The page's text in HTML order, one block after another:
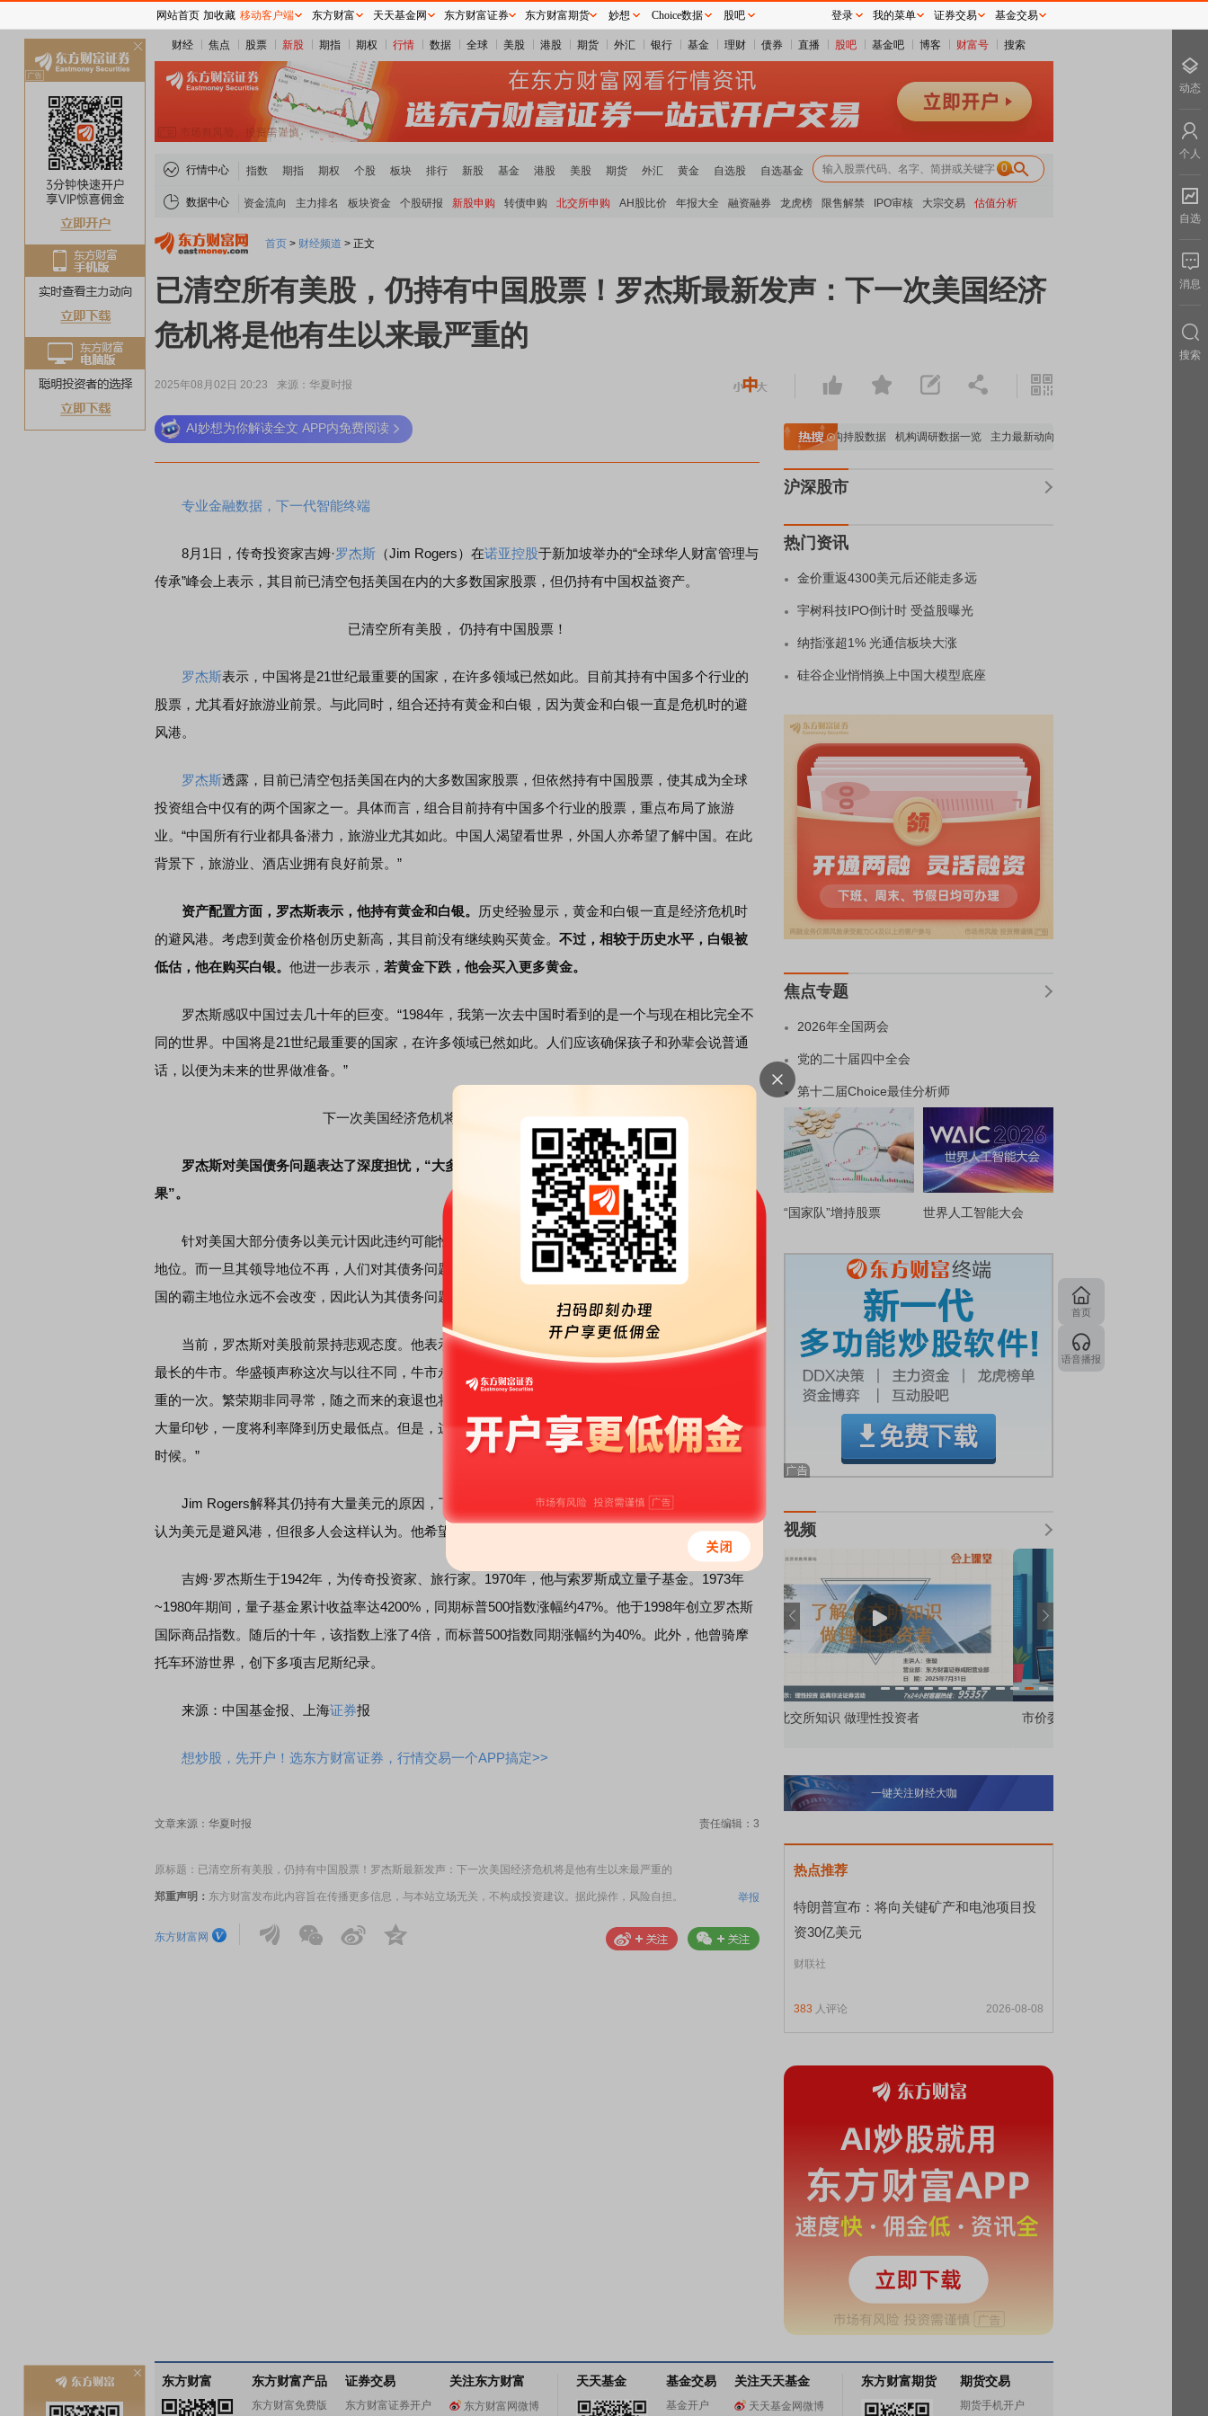
财经 焦点 股票 新股 期指 期权 行情 数据 全球 美股 港股 期货 外汇 银行 基金 理财 债券 直播 股吧 基金吧 博客 财富号 搜索
行情中心 指数 期指 期权 个股 板块 排行 新股 基金 港股 美股 期货 外汇 黄金 自选股 自选基金 0
数据中心 资金流向 主力排名 板块资金 个股研报 新股申购 转债申购 北交所申购 AH股比价 年报大全 融资融券 龙虎榜 限售解禁 IPO审核 大宗交易 估值分析
首页 > 财经频道 > 正文
已清空所有美股，仍持有中国股票！罗杰斯最新发声：下一次美国经济
危机将是他有生以来最严重的
2025年08月02日 20:23 来源：华夏时报
AI妙想为你解读全文 APP内免费阅读
专业金融数据，下一代智能终端
8月1日，传奇投资家吉姆·罗杰斯 （Jim Rogers）在诺亚控股于新加坡举办的“全球华人财富管理与
传承”峰会上表示，其目前已清空包括美国在内的大多数国家股票，但仍持有中国权益资产。
已清空所有美股， 仍持有中国股票！
罗杰斯表示，中国将是21世纪最重要的国家，在许多领域已然如此。目前其持有中国多个行业的
股票，尤其看好旅游业前景。与此同时，组合还持有黄金和白银，因为黄金和白银一直是危机时的避
风港。
罗杰斯透露，目前已清空包括美国在内的大多数国家股票，但依然持有中国股票，使其成为全球
投资组合中仅有的两个国家之一。具体而言，组合目前持有中国多个行业的股票，重点布局了旅游
业。“中国所有行业都具备潜力，旅游业尤其如此。中国人渴望看世界，外国人亦希望了解中国。在此
背景下，旅游业、酒店业拥有良好前景。”
资产配置方面，罗杰斯表示，他持有黄金和白银。
历史经验显示，黄金和白银一直是经济危机时
的避风港。考虑到黄金价格创历史新高，其目前没有继续购买黄金。 不过，相较于历史水平，白银被
低估，他在购买白银。 他进一步表示， 若黄金下跌，他会买入更多黄金。
罗杰斯感叹中国过去几十年的巨变。“1984年，我第一次去中国时看到的是一个与现在相比完全不
同的世界。中国将是21世纪最重要的国家，在许多领域已然如此。人们应该确保孩子和孙辈会说普通
话，以便为未来的世界做准备。”
下一次美国经济危机将是他有生以来最严重的
罗杰斯对美国债务问题表达了深度担忧，“大多数人对美国债务问题视而不见，这将导致严重后
果”。
针对美国大部分债务以美元计因此违约可能性有限的观点，罗杰斯表示，美国未必一直居于领导
地位。而一旦其领导地位不再，人们对其债务问题的担忧将凸显。Jim Rogers表示，人们曾经认为英
国的霸主地位永远不会改变，因此认为其债务问题不足为惧。事实证明他们错了。
当前，罗杰斯对美股前景持悲观态度。他表示：“自2009年以来，美股持续强势，美国经历了史上
最长的牛市。华盛顿声称这次与以往不同，牛市永远持续。下一次美国经济危机将是我有生之年最严
重的一次。繁荣期非同寻常，随之而来的衰退也将非同寻常。”他进一步指出，过去很长时间，美联储
大量印钞，一度将利率降到历史最低点。但是，这难以持续。“当每个人都兴奋时，通常是应该担心的
时候。”
Jim Rogers解释其仍持有大量美元的原因，下次出现经济危机时，人们会寻找避风港。尽管他不
认为美元是避风港，但很多人会这样认为。他希望能在那时将美元卖出。
吉姆·罗杰斯生于1942年，为传奇投资家、旅行家。1970年，他与索罗斯成立量子基金。1973年
~1980年期间，量子基金累计收益率达4200%，同期标普500指数涨幅约47%。他于1998年创立罗杰斯
国际商品指数。随后的十年，该指数上涨了4倍，而标普500指数同期涨幅约为40%。此外，他曾骑摩
托车环游世界，创下多项吉尼斯纪录。
来源：中国基金报、上海证券报
想炒股，先开户！选东方财富证券，行情交易一个APP搞定>>
文章来源：华夏时报 责任编辑：3
原标题：已清空所有美股，仍持有中国股票！罗杰斯最新发声：下一次美国经济危机将是他有生以来最严重的
郑重声明： 东方财富发布此内容旨在传播更多信息，与本站立场无关，不构成投资建议。据此操作，风险自担。 举报
东方财富网
稀土板块领涨 重要机构持股数据 机构调研数据一览 主力最新动向 上市公司限售股解禁一览
沪深股市
热门资讯
金价重返4300美元后还能走多远
宇树科技IPO倒计时 受益股曝光
纳指涨超1% 光通信板块大涨
硅谷企业悄悄换上中国大模型底座
焦点专题
2026年全国两会
党的二十届四中全会
第十二届Choice最佳分析师
“国家队”增持股票 世界人工智能大会
视频
连线｜东方财富证券陈果：A股再平衡的
债券知识通识：从基础认知到特色品种 市价委托那么多种，究竟怎么用？
一键关注财经大咖
热点推荐
特朗普宣布：将向关键矿产和电池项目投
资30亿美元
财联社
383 人评论 2026-08-08
首页
语音播报
东方财富 东方财富产品
东方财富免费版
证券交易
东方财富证券开户
关注东方财富
东方财富网微博
天天基金 基金交易
基金开户
关注天天基金
天天基金网微博
东方财富期货 期货交易
期货手机开户
网站首页 加收藏 移动客户端 东方财富 天天基金网 东方财富证券 东方财富期货 妙想 Choice数据 股吧 登录 我的菜单 证券交易 基金交易
动态
个人
自选
消息
搜索
关